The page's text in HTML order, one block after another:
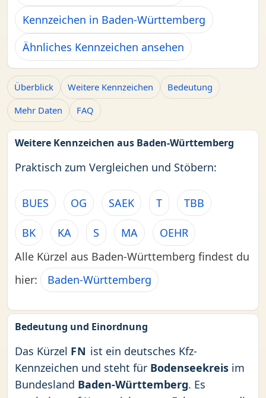
Kennzeichen in Baden-Württemberg
Ähnliches Kennzeichen ansehen
Überblick Weitere Kennzeichen
Bedeutung
Mehr Daten
FAQ
Weitere Kennzeichen aus Baden-Württemberg
Praktisch zum Vergleichen und Stöbern:
BUES OG SAEK T TBB
BK KA S MA
OEHR
Alle Kürzel aus Baden-Württemberg findest du
hier:
Baden-Württemberg
Bedeutung und Einordnung
Das Kürzel FN ist ein deutsches Kfz-
Kennzeichen und steht für Bodenseekreis im
Bundesland Baden-Württemberg. Es